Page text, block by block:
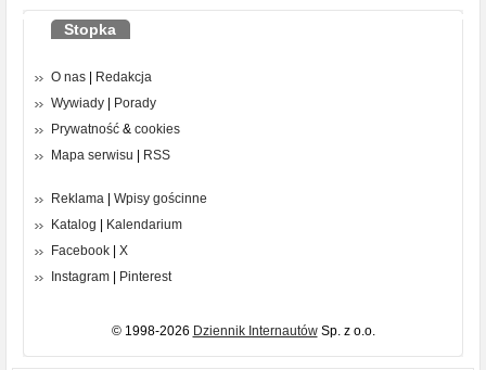
Stopka
O nas
Redakcja
Wywiady
Porady
Prywatność & cookies
Mapa serwisu
RSS
Reklama
Wpisy gościnne
Katalog
Kalendarium
Facebook
X
Instagram
Pinterest
© 1998-2026 Dziennik InternautówSp. z o.o.